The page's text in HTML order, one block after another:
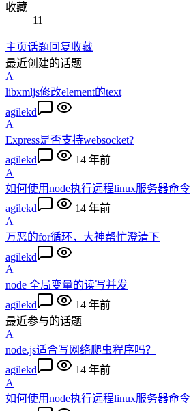
收藏
11
主页话题回复收藏
最近创建的话题
A
libxmljs修改element的text
agilekd
A
Express是否支持websocket?
agilekd
14 年前
A
如何使用node执行远程linux服务器命令
agilekd
14 年前
A
万恶的for循环，大神帮忙澄清下
agilekd
A
node 全局变量的读写并发
agilekd
14 年前
最近参与的话题
A
node.js适合写网络爬虫程序吗？
agilekd
14 年前
A
如何使用node执行远程linux服务器命令